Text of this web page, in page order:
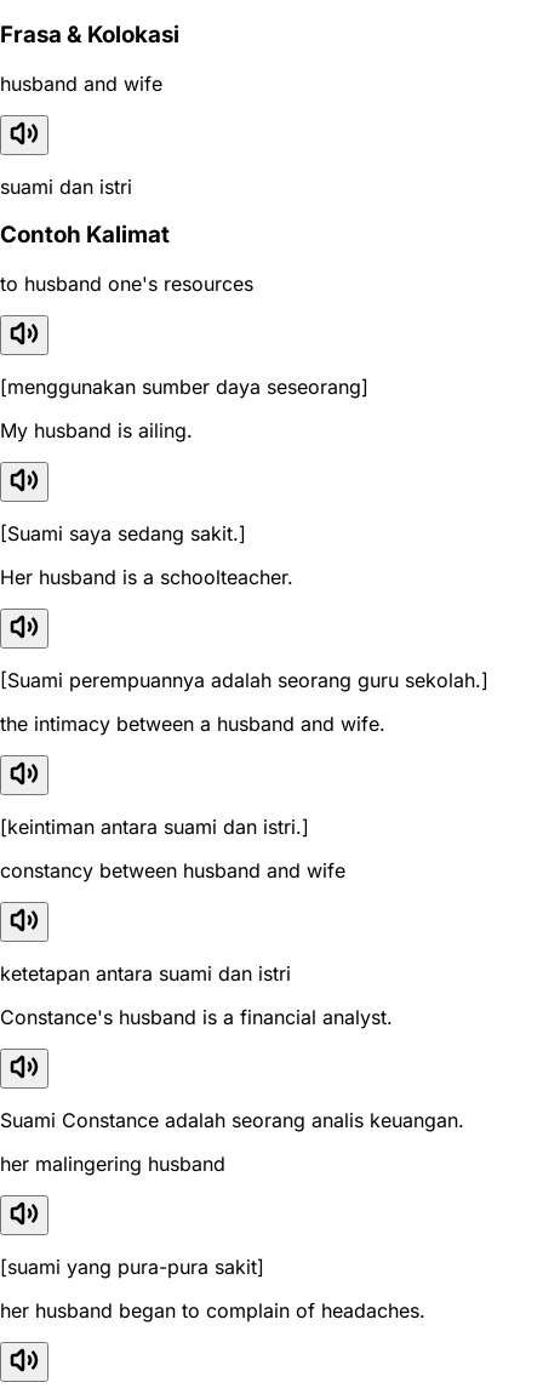
Frasa & Kolokasi
husband and wife
suami dan istri
Contoh Kalimat
to husband one's resources
[menggunakan sumber daya seseorang]
My husband is ailing.
[Suami saya sedang sakit.]
Her husband is a schoolteacher.
[Suami perempuannya adalah seorang guru sekolah.]
the intimacy between a husband and wife.
[keintiman antara suami dan istri.]
constancy between husband and wife
ketetapan antara suami dan istri
Constance's husband is a financial analyst.
Suami Constance adalah seorang analis keuangan.
her malingering husband
[suami yang pura-pura sakit]
her husband began to complain of headaches.